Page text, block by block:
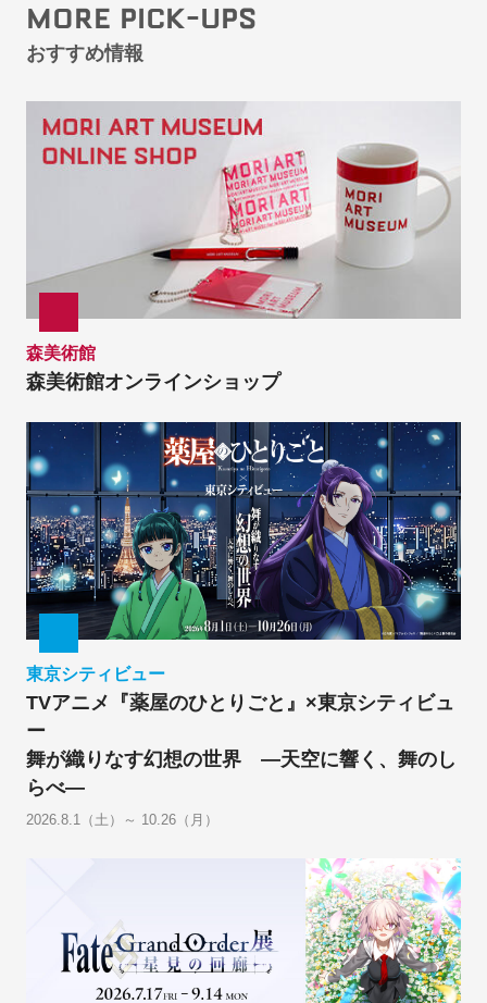
MORE PICK-UPS
おすすめ情報
森美術館
森美術館オンラインショップ
東京シティビュー
TVアニメ『薬屋のひとりごと』×東京シティビュ
ー
舞が織りなす幻想の世界 ―天空に響く、舞のし
らべ―
2026.8.1（土）～ 10.26（月）